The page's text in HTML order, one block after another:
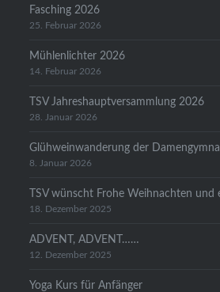
Fasching 2026
25. Februar 2026
Mühlenlichter 2026
14. Februar 2026
TSV Jahreshauptversammlung 2026
28. Januar 2026
Glühweinwanderung der
8. Januar 2026
TSV wünscht Frohe Weihnachten und
18. Dezember 2025
ADVENT, ADVENT……
12. Dezember 2025
Yoga Kurs für Anfänger